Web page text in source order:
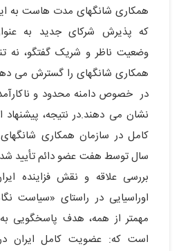
همکاری شانگهای مدت هاست به
که پذیرش شرکای جدید به
وضعیت ناظر و شریک گفتگو، نه
همکاری شانگهای را گسترش می
در خصوص دامنه محدود و
نشان می دهند.در نتیجه،
سال توسط هفت عضو دائم تأیید
بررسی علاقه و نقش فزاینده
اوراسیایی در راستای «سیاست
مهمتر از همه، هدف پاسخگویی
است که: عضویت کامل ایران